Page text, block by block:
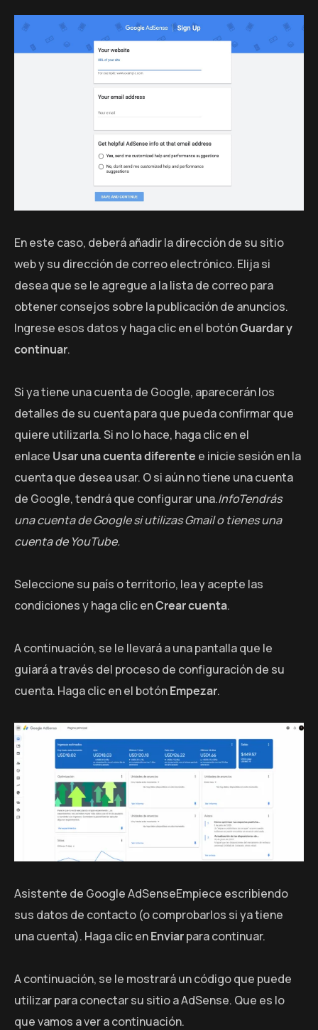
En este caso, deberá añadir la dirección de su sitio
web y su dirección de correo electrónico. Elija si
desea que se le agregue a la lista de correo para
obtener consejos sobre la publicación de anuncios.
Ingrese esos datos y haga clic en el botónGuardar y
continuar.
Si ya tiene una cuenta de Google, aparecerán los
detalles de su cuenta para que pueda confirmar que
quiere utilizarla. Si no lo hace, haga clic en el
enlace Usar una cuenta diferente e inicie sesión en la
cuenta que desea usar. O si aún no tiene una cuenta
de Google, tendrá que configurar una.InfoTendrás
una cuenta de Google si utilizas Gmail o tienes una
cuenta de YouTube.
Seleccione su país o territorio, lea y acepte las
condiciones y haga clic enCrear cuenta.
A continuación, se le llevará a una pantalla que le
guiará a través del proceso de configuración de su
cuenta. Haga clic en el botónEmpezar.
Asistente de Google AdSenseEmpiece escribiendo
sus datos de contacto (o comprobarlos si ya tiene
una cuenta). Haga clic enEnviarpara continuar.
A continuación, se le mostrará un código que puede
utilizar para conectar su sitio a AdSense. Que es lo
que vamos a ver a continuación.